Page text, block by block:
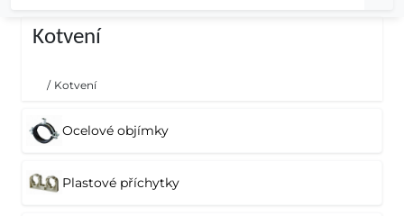
Kotvení
/ Kotvení
Ocelové objímky
Plastové příchytky